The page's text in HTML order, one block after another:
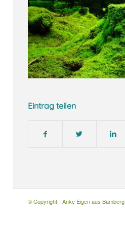
Eintrag teilen
© Copyright - Anke Eigen aus Bamberg